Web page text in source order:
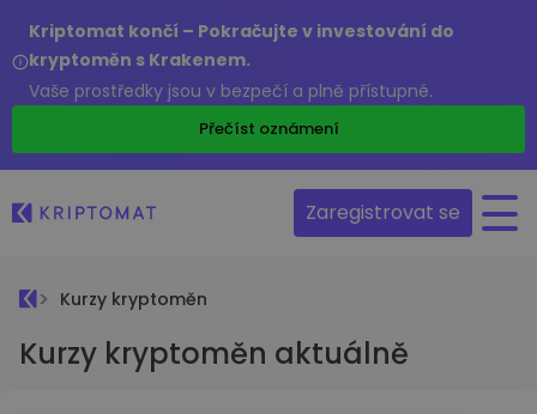
Kriptomat končí – Pokračujte v investování do
kryptoměn s Krakenem.
Vaše prostředky jsou v bezpečí a plně přístupné.
Přečíst oznámení
Zaregistrovat se
Kurzy kryptoměn
Kurzy kryptoměn aktuálně